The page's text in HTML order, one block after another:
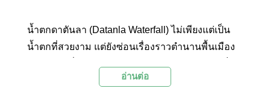
น้ำตกดาตันลา (Datanla Waterfall) ไม่เพียงแต่เป็น
น้ำตกที่สวยงาม แต่ยังซ่อนเรื่องราวตำนานพื้นเมือง
ฉ่ำของละอองน้ำที่กระเซ็นจากม่านน้ำตกแล้ว ยังมี
อ่านต่อ